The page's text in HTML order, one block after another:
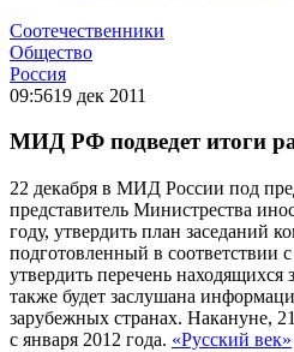
Соотечественники
Общество
Россия
09:5619 дек 2011
МИД РФ подведет итоги
22 декабря в МИД России под
представитель Министрества
году, утвердить план заседаний
подготовленный в соответствии
утвердить перечень
также будет заслушана
зарубежных странах. Накануне,
с января 2012 года. «Русский век»